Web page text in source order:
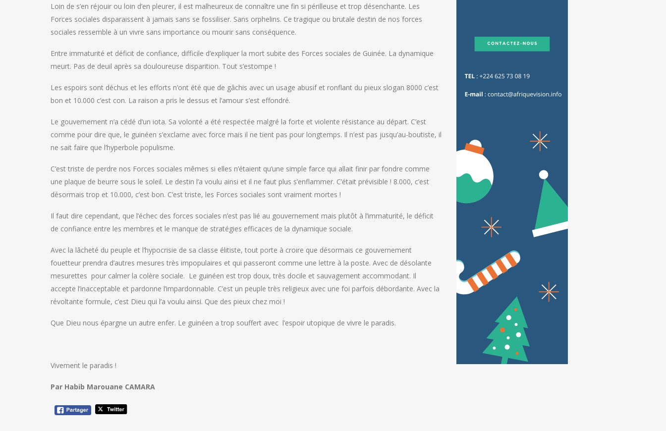
Loin de s’en réjouir ou loin d’en pleurer, il est malheureux de connaître une fin si périlleuse et trop désenchante. Les
Forces sociales disparaissent à jamais sans se fossiliser. Sans orphelins. Ce tragique ou brutale destin de nos forces
sociales ressemble à un vivre sans importance ou mourir sans conséquence.
Entre immaturité et déficit de confiance, difficile d’expliquer la mort subite des Forces sociales de Guinée. La dynamique
meurt. Pas de deuil après sa douloureuse disparition. Tout s’estompe !
Les espoirs sont déchus et les efforts n’ont été que de gâchis avec un usage abusif et ronflant du pieux slogan 8000 c’est
bon et 10.000 c’est con. La raison a pris le dessus et l’amour s’est effondré.
Le gouvernement n’a cédé d’un iota. Sa volonté a été respectée malgré la forte et violente résistance au départ. C’est
comme pour dire que, le guinéen s’exclame avec force mais il ne tient pas pour longtemps. Il n’est pas jusqu’au-boutiste, il
ne sait faire que l’hyperbole populisme.
C’est triste de perdre nos Forces sociales mêmes si elles n’étaient qu’une simple farce qui allait finir par fondre comme
une plaque de beurre sous le soleil. Le destin l’a voulu ainsi et il ne faut plus s’enflammer. C’était prévisible ! 8.000, c’est
désormais trop et 10.000, c’est bon. C’est triste, les Forces sociales sont vraiment mortes !
Il faut dire cependant, que l’échec des forces sociales n’est pas lié au gouvernement mais plutôt à l’immaturité, le déficit
de confiance entre les membres et le manque de stratégies efficaces de la dynamique sociale.
Avec la lâcheté du peuple et l’hypocrisie de sa classe élitiste, tout porte à croire que désormais ce gouvernement
fouetteur prendra d’autres mesures très impopulaires et qui passeront comme une lettre à la poste. Avec de désolante
mesurettes pour calmer la colère sociale. Le guinéen est trop doux, très docile et sauvagement accommodant. Il
accepte l’inacceptable et pardonne l’impardonnable. C’est un peuple très religieux avec une foi parfois débordante. Avec la
révoltante formule, c’est Dieu qui l’a voulu ainsi. Que des pieux chez moi !
Que Dieu nous épargne un autre enfer. Le guinéen a trop souffert avec l’espoir utopique de vivre le paradis.
Vivement le paradis !
Par Habib Marouane CAMARA